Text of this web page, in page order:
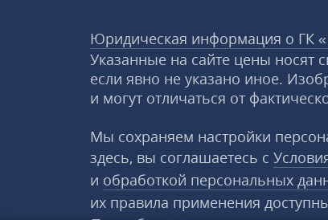
Юридическая информация о ГК
Указанные на сайте цены носят
если явно не указано иное.
и могут отличаться от
Мы сохраняем настройки
здесь, вы соглашаетесь с
и обработкой персональных
их правила применения